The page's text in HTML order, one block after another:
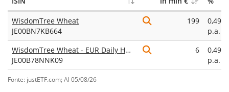
WisdomTree Wheat
JE00BN7KB664
199
0,49%
p.a.
WisdomTree Wheat - EUR Daily Hedged
JE00B78NNK09
6
0,49%
p.a.
Fonte: justETF.com; Al 05/08/26